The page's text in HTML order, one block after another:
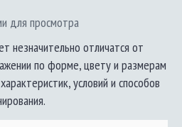
для просмотра
незначительно отличатся от
по форме, цвету и размерам
условий и способов